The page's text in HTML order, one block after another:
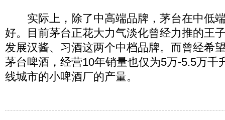
实际上，除了中高端品牌，茅台在中低
好。目前茅台正花大力气淡化曾经力推的王
发展汉酱、习酒这两个中档品牌。而曾经希
茅台啤酒，经营10年销量也仅为5万-5.5万千
线城市的小啤酒厂的产量。